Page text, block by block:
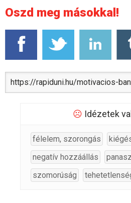
Oszd meg másokkal!
☹ Idézetek
félelem, szorongás
negatív hozzáállás
szomorúság